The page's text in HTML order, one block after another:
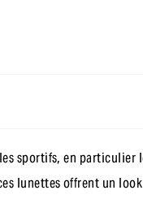
sportifs, en particulier
lunettes offrent un